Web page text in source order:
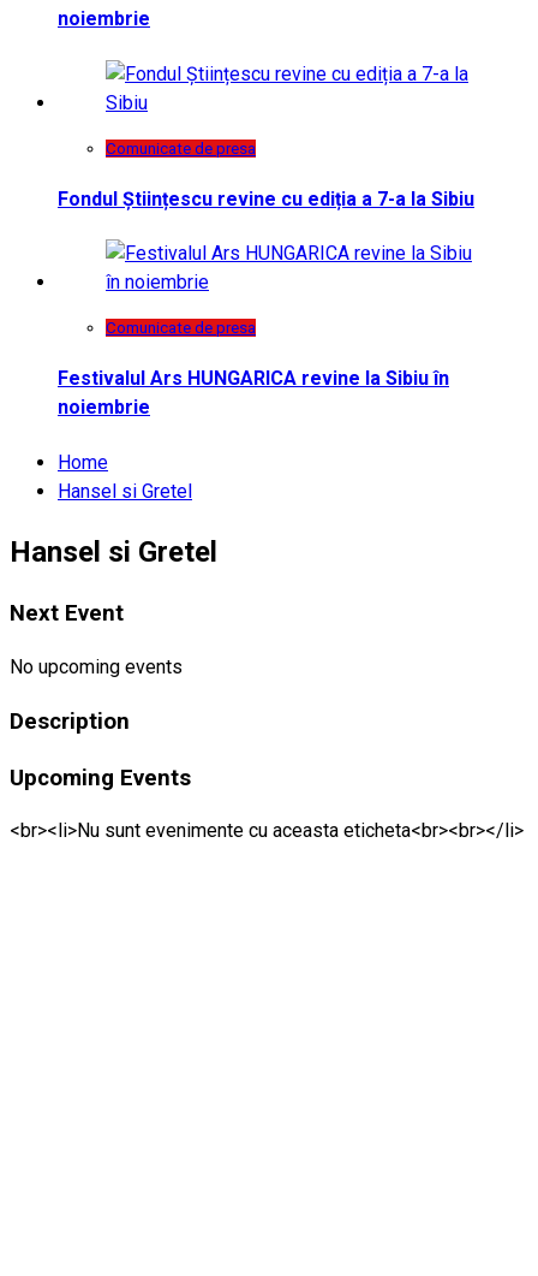
noiembrie
Comunicate de presa
Fondul Științescu revine cu ediția a 7-a la Sibiu
Comunicate de presa
Festivalul Ars HUNGARICA revine la Sibiu în
noiembrie
Home
Hansel si Gretel
Hansel si Gretel
Next Event
No upcoming events
Description
Upcoming Events
<br><li>Nu sunt evenimente cu aceasta eticheta<br><br></li>